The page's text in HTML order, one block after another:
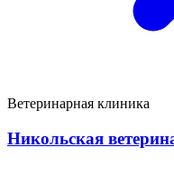
Ветеринарная клиника
Никольская